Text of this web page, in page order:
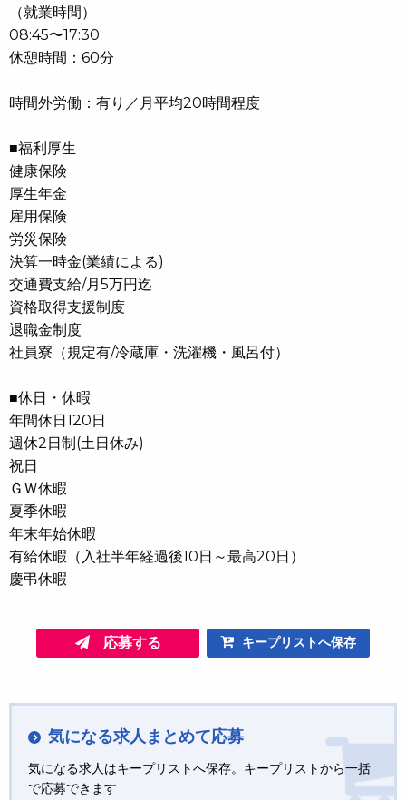
（就業時間）
08:45〜17:30
休憩時間：60分
時間外労働：有り／月平均20時間程度
■福利厚生
健康保険
厚生年金
雇用保険
労災保険
決算一時金(業績による)
交通費支給/月5万円迄
資格取得支援制度
退職金制度
社員寮（規定有/冷蔵庫・洗濯機・風呂付）
■休日・休暇
年間休日120日
週休2日制(土日休み)
祝⽇
ＧＷ休暇
夏季休暇
年末年始休暇
有給休暇（入社半年経過後10日～最高20日）
慶弔休暇
応募する キープリストへ保存
気になる求人まとめて応募
気になる求人はキープリストへ保存。キープリストから一括
で応募できます